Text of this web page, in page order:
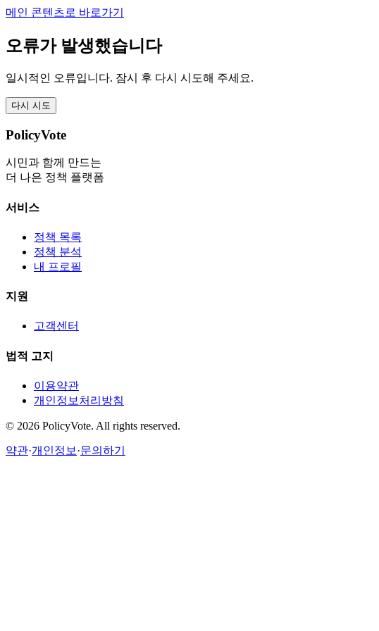
메인 콘텐츠로 바로가기
오류가 발생했습니다
일시적인 오류입니다. 잠시 후 다시 시도해 주세요.
다시 시도
PolicyVote
시민과 함께 만드는
더 나은 정책 플랫폼
서비스
정책 목록
정책 분석
내 프로필
지원
고객센터
법적 고지
이용약관
개인정보처리방침
© 2026 PolicyVote. All rights reserved.
약관·개인정보 ·문의하기